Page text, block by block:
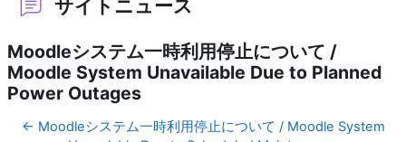
サイトニュース
Moodleシステム一時利用停止について /
Moodle System Unavailable Due to Planned
Power Outages
← Moodleシステム一時利用停止について / Moodle System